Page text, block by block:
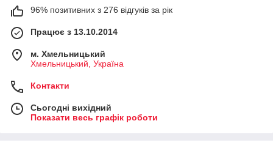
96% позитивних з 276 відгуків за рік
Працює з 13.10.2014
м. Хмельницький
Хмельницький, Україна
Контакти
Сьогодні вихідний
Показати весь графік роботи